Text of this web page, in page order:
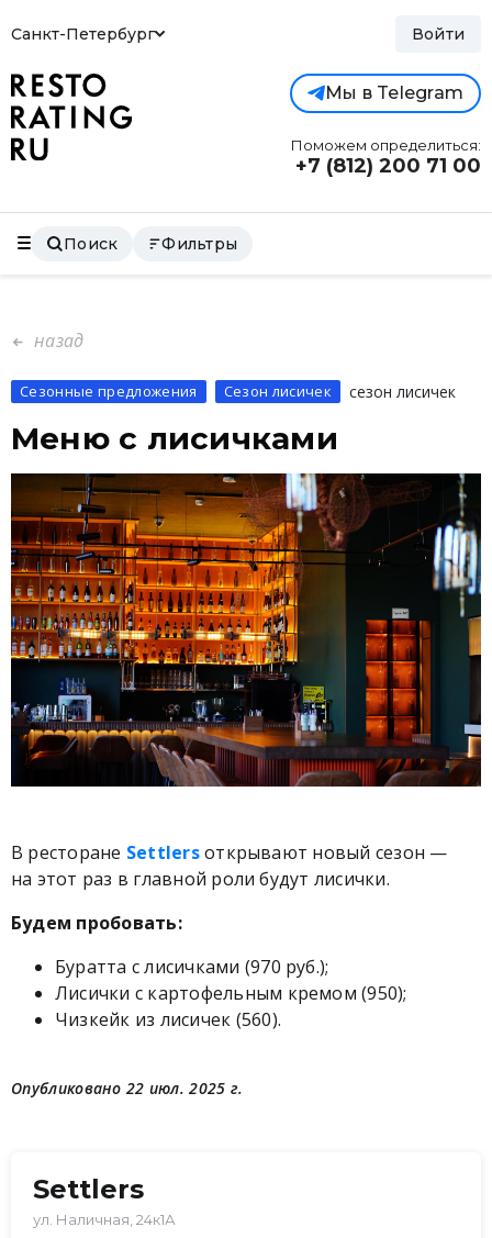
Санкт-Петербург Войти
Мы в Telegram
Поможем определиться:
+7 (812) 200 71 00
Поиск Фильтры
назад
Сезонные предложения Сезон лисичек сезон лисичек
Меню с лисичками
В ресторане Settlersоткрывают новый сезон —
на этот раз в главной роли будут лисички.
Будем пробовать:
Буратта с лисичками (970 руб.);
Лисички с картофельным кремом (950);
Чизкейк из лисичек (560).
Опубликовано 22 июл. 2025 г.
Settlers
ул. Наличная, 24к1А